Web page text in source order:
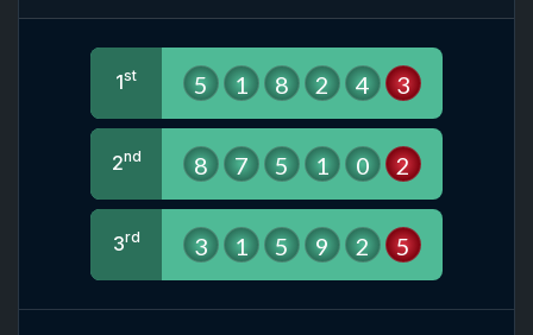
1st 5 1 8 2 4 3
2nd 8 7 5 1 0 2
3rd 3 1 5 9 2 5